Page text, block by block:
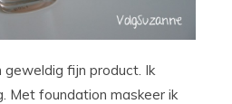
geweldig fijn product. Ik
Met foundation maskeer ik